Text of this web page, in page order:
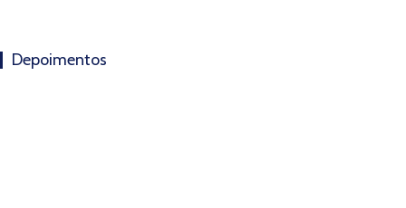
Depoimentos